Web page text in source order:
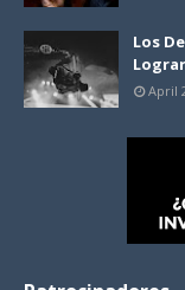
Los
April